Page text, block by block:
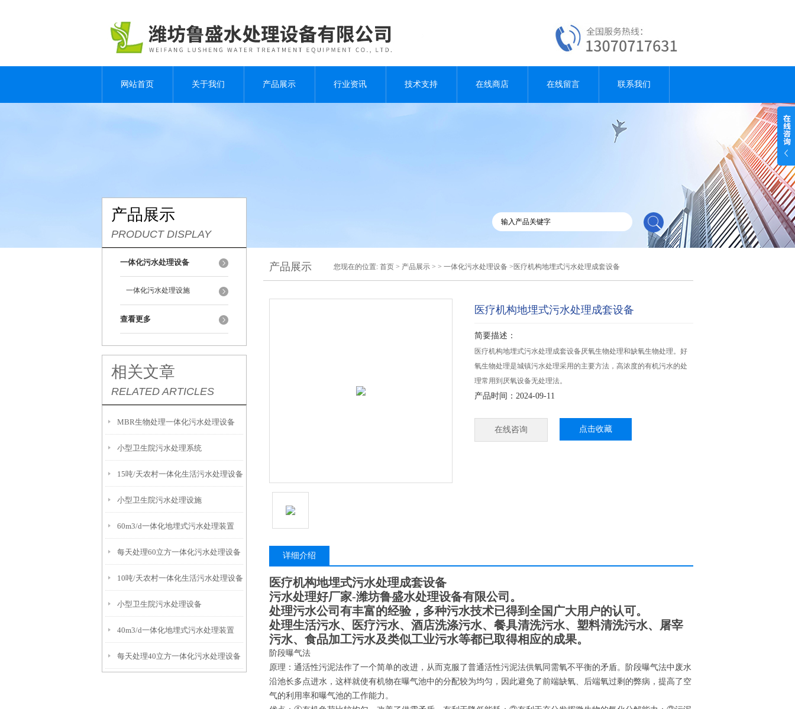
网站首页 关于我们 产品展示 行业资讯 技术支持 在线商店 在线留言 联系我们
产品展示
PRODUCT DISPLAY
一体化污水处理设备
一体化污水处理设施
查看更多
相关文章
RELATED ARTICLES
MBR生物处理一体化污水处理设备
小型卫生院污水处理系统
15吨/天农村一体化生活污水处理设备
小型卫生院污水处理设施
60m3/d一体化地埋式污水处理装置
每天处理60立方一体化污水处理设备
10吨/天农村一体化生活污水处理设备
小型卫生院污水处理设备
40m3/d一体化地埋式污水处理装置
每天处理40立方一体化污水处理设备
产品展示 您现在的位置: 首页 > 产品展示 > > 一体化污水处理设备 >医疗机构地埋式污水处理成套设备
医疗机构地埋式污水处理成套设备
简要描述：
医疗机构地埋式污水处理成套设备厌氧生物处理和缺氧生物处理。好
氧生物处理是城镇污水处理采用的主要方法，高浓度的有机污水的处
理常用到厌氧设备无处理法。
产品时间：2024-09-11
在线咨询 点击收藏
详细介绍
医疗机构地埋式污水处理成套设备
污水处理好厂家-潍坊鲁盛水处理设备有限公司。
处理污水公司有丰富的经验，多种污水技术已得到全国广大用户的认可。
处理生活污水、医疗污水、酒店洗涤污水、餐具清洗污水、塑料清洗污水、屠宰
污水、食品加工污水及类似工业污水等都已取得相应的成果。
阶段曝气法
原理：通活性污泥法作了一个简单的改进，从而克服了普通活性污泥法供氧同需氧不平衡的矛盾。阶段曝气法中废水
沿池长多点进水，这样就使有机物在曝气池中的分配较为均匀，因此避免了前端缺氧、后端氧过剩的弊病，提高了空
气的利用率和曝气池的工作能力。